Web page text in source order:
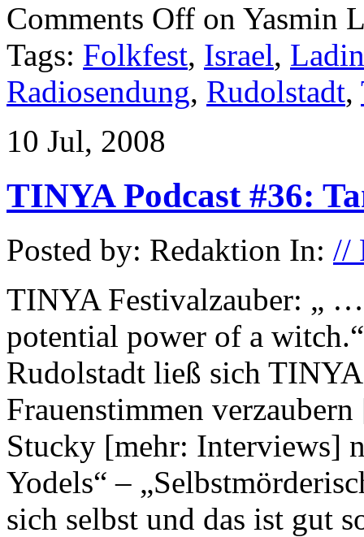
Comments Off on Yasmin
Tags: Folkfest, Israel,
Radiosendung, Rudolstadt,
10 Jul, 2008
TINYA Podcast #36:
Posted by: Redaktion In: //
TINYA Festivalzauber: „ …
potential power of a
Rudolstadt ließ sich
Frauenstimmen
Stucky [mehr: Interviews]
Yodels“ –
sich selbst und das ist gut